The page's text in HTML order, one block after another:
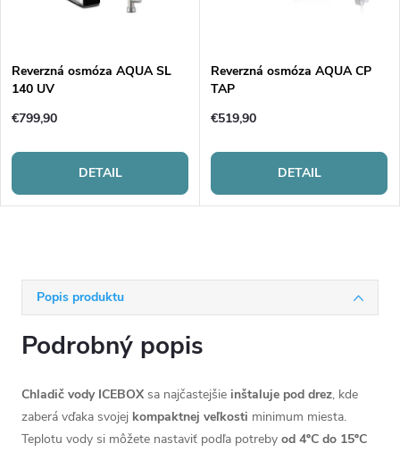
Popis produktu
Podrobný popis
Chladič vody ICEBOX sa najčastejšie inštaluje pod drez, kde
zaberá vďaka svojej kompaktnej veľkosti minimum miesta.
Teplotu vody si môžete nastaviť podľa potreby od 4ºC do 15ºC
Reverzná osmóza AQUA SL
140 UV
€799,90
DETAIL
Reverzná osmóza AQUA CP
TAP
€519,90
DETAIL